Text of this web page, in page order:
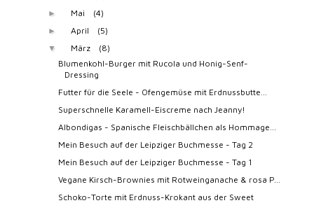
► Mai (4)
► April (5)
▼ März
(8)
Blumenkohl-Burger mit Rucola und Honig-Senf-
Dressing
Futter für die Seele - Ofengemüse mit Erdnussbutte...
Superschnelle Karamell-Eiscreme nach Jeanny!
Albondigas - Spanische Fleischbällchen als Hommage...
Mein Besuch auf der Leipziger Buchmesse - Tag 2
Mein Besuch auf der Leipziger Buchmesse - Tag 1
Vegane Kirsch-Brownies mit Rotweinganache & rosa P...
Schoko-Torte mit Erdnuss-Krokant aus der Sweet